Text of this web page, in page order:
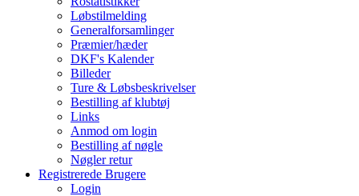
Løbstilmelding
Generalforsamlinger
Præmier/hæder
DKF's Kalender
Billeder
Ture & Løbsbeskrivelser
Bestilling af klubtøj
Links
Anmod om login
Bestilling af nøgle
Nøgler retur
Registrerede Brugere
Login